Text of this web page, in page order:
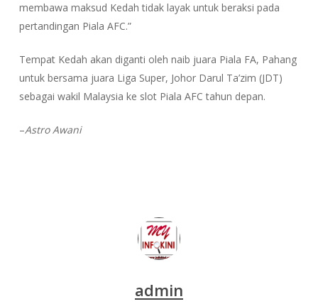
membawa maksud Kedah tidak layak untuk beraksi pada
pertandingan Piala AFC.”
Tempat Kedah akan diganti oleh naib juara Piala FA, Pahang
untuk bersama juara Liga Super, Johor Darul Ta’zim (JDT)
sebagai wakil Malaysia ke slot Piala AFC tahun depan.
–Astro Awani
admin